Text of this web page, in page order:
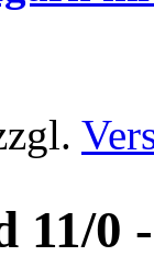
11/0